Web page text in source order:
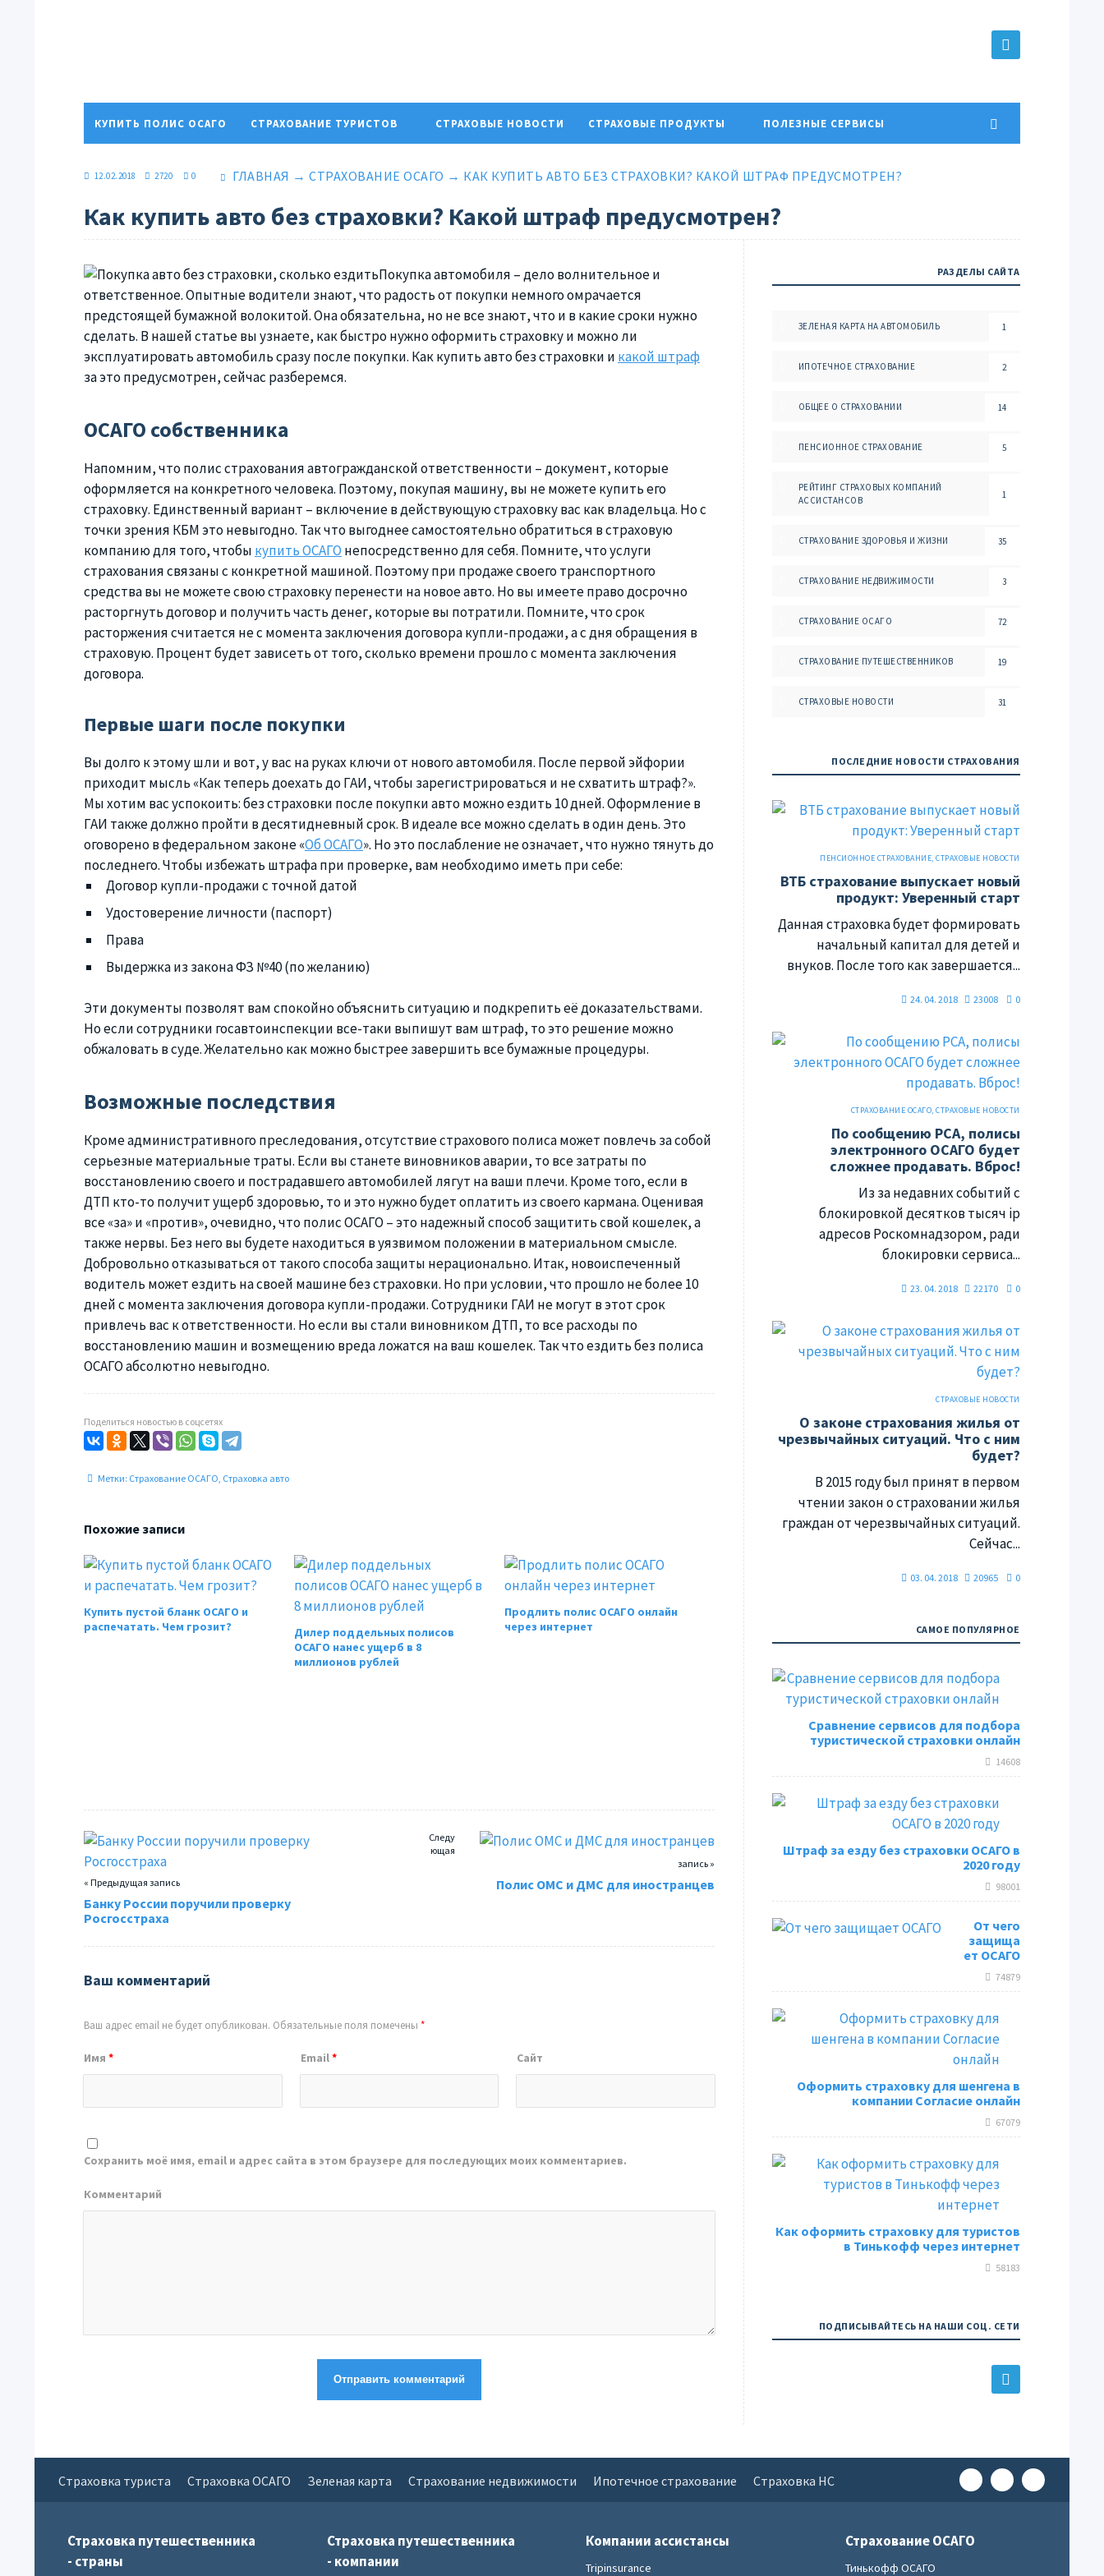
КУПИТЬ ПОЛИС ОСАГО СТРАХОВАНИЕ ТУРИСТОВ СТРАХОВЫЕ НОВОСТИ СТРАХОВЫЕ ПРОДУКТЫ ПОЛЕЗНЫЕ СЕРВИСЫ
12.02.2018 2720 0 ГЛАВНАЯ → СТРАХОВАНИЕ ОСАГО → КАК КУПИТЬ АВТО БЕЗ СТРАХОВКИ? КАКОЙ ШТРАФ ПРЕДУСМОТРЕН?
Как купить авто без страховки? Какой штраф предусмотрен?
Покупка автомобиля – дело волнительное и
ответственное. Опытные водители знают, что радость от покупки немного омрачается
предстоящей бумажной волокитой. Она обязательна, но не все знают, что и в какие сроки нужно
сделать. В нашей статье вы узнаете, как быстро нужно оформить страховку и можно ли
эксплуатировать автомобиль сразу после покупки. Как купить авто без страховки и какой штраф
за это предусмотрен, сейчас разберемся.
ОСАГО собственника
Напомним, что полис страхования автогражданской ответственности – документ, которые
оформляется на конкретного человека. Поэтому, покупая машину, вы не можете купить его
страховку. Единственный вариант – включение в действующую страховку вас как владельца. Но с
точки зрения КБМ это невыгодно. Так что выгоднее самостоятельно обратиться в страховую
компанию для того, чтобы купить ОСАГО непосредственно для себя. Помните, что услуги
страхования связаны с конкретной машиной. Поэтому при продаже своего транспортного
средства вы не можете свою страховку перенести на новое авто. Но вы имеете право досрочно
расторгнуть договор и получить часть денег, которые вы потратили. Помните, что срок
расторжения считается не с момента заключения договора купли-продажи, а с дня обращения в
страховую. Процент будет зависеть от того, сколько времени прошло с момента заключения
договора.
Первые шаги после покупки
Вы долго к этому шли и вот, у вас на руках ключи от нового автомобиля. После первой эйфории
приходит мысль «Как теперь доехать до ГАИ, чтобы зарегистрироваться и не схватить штраф?».
Мы хотим вас успокоить: без страховки после покупки авто можно ездить 10 дней. Оформление в
ГАИ также должно пройти в десятидневный срок. В идеале все можно сделать в один день. Это
оговорено в федеральном законе «Об ОСАГО». Но это послабление не означает, что нужно тянуть до
последнего. Чтобы избежать штрафа при проверке, вам необходимо иметь при себе:
Договор купли-продажи с точной датой
Удостоверение личности (паспорт)
Права
Выдержка из закона ФЗ №40 (по желанию)
Эти документы позволят вам спокойно объяснить ситуацию и подкрепить её доказательствами.
Но если сотрудники госавтоинспекции все-таки выпишут вам штраф, то это решение можно
обжаловать в суде. Желательно как можно быстрее завершить все бумажные процедуры.
Возможные последствия
Кроме административного преследования, отсутствие страхового полиса может повлечь за собой
серьезные материальные траты. Если вы станете виновников аварии, то все затраты по
восстановлению своего и пострадавшего автомобилей лягут на ваши плечи. Кроме того, если в
ДТП кто-то получит ущерб здоровью, то и это нужно будет оплатить из своего кармана. Оценивая
все «за» и «против», очевидно, что полис ОСАГО – это надежный способ защитить свой кошелек, а
также нервы. Без него вы будете находиться в уязвимом положении в материальном смысле.
Добровольно отказываться от такого способа защиты нерационально. Итак, новоиспеченный
водитель может ездить на своей машине без страховки. Но при условии, что прошло не более 10
дней с момента заключения договора купли-продажи. Сотрудники ГАИ не могут в этот срок
привлечь вас к ответственности. Но если вы стали виновником ДТП, то все расходы по
восстановлению машин и возмещению вреда ложатся на ваш кошелек. Так что ездить без полиса
ОСАГО абсолютно невыгодно.
Поделиться новостью в соцсетях
Метки: Страхование ОСАГО, Страховка авто
Похожие записи
Купить пустой бланк ОСАГО и
распечатать. Чем грозит?
Дилер поддельных полисов
ОСАГО нанес ущерб в 8
миллионов рублей
Продлить полис ОСАГО онлайн
через интернет
« Предыдущая запись
Банку России поручили проверку
Росгосстраха
Следу
ющая
запись »
Полис ОМС и ДМС для иностранцев
Ваш комментарий
Ваш адрес email не будет опубликован. Обязательные поля помечены *
Имя * Email* Сайт
Сохранить моё имя, email и адрес сайта в этом браузере для последующих моих комментариев.
Комментарий
РАЗДЕЛЫ САЙТА
ЗЕЛЕНАЯ КАРТА НА АВТОМОБИЛЬ 1
ИПОТЕЧНОЕ СТРАХОВАНИЕ 2
ОБЩЕЕ О СТРАХОВАНИИ 14
ПЕНСИОННОЕ СТРАХОВАНИЕ 5
РЕЙТИНГ СТРАХОВЫХ КОМПАНИЙ
АССИСТАНСОВ
1
СТРАХОВАНИЕ ЗДОРОВЬЯ И ЖИЗНИ 35
СТРАХОВАНИЕ НЕДВИЖИМОСТИ 3
СТРАХОВАНИЕ ОСАГО 72
СТРАХОВАНИЕ ПУТЕШЕСТВЕННИКОВ 19
СТРАХОВЫЕ НОВОСТИ 31
ПОСЛЕДНИЕ НОВОСТИ СТРАХОВАНИЯ
ПЕНСИОННОЕ СТРАХОВАНИЕ,СТРАХОВЫЕ НОВОСТИ
ВТБ страхование выпускает новый
продукт: Уверенный старт
Данная страховка будет формировать
начальный капитал для детей и
внуков. После того как завершается...
24. 04. 2018 23008 0
СТРАХОВАНИЕ ОСАГО,СТРАХОВЫЕ НОВОСТИ
По сообщению РСА, полисы
электронного ОСАГО будет
сложнее продавать. Вброс!
Из за недавних событий с
блокировкой десятков тысяч ip
адресов Роскомнадзором, ради
блокировки сервиса...
23. 04. 2018 22170 0
СТРАХОВЫЕ НОВОСТИ
О законе страхования жилья от
чрезвычайных ситуаций. Что с ним
будет?
В 2015 году был принят в первом
чтении закон о страховании жилья
граждан от черезвычайных ситуаций.
Сейчас...
03. 04. 2018 20965 0
САМОЕ ПОПУЛЯРНОЕ
Сравнение сервисов для подбора
туристической страховки онлайн
14608
Штраф за езду без страховки ОСАГО в
2020 году
98001
От чего
защища
ет ОСАГО
74879
Оформить страховку для шенгена в
компании Согласие онлайн
67079
Как оформить страховку для туристов
в Тинькофф через интернет
58183
ПОДПИСЫВАЙТЕСЬ НА НАШИ СОЦ. СЕТИ
Страховка туриста Страховка ОСАГО Зеленая карта Страхование недвижимости Ипотечное страхование Страховка НС
Страховка путешественника
- страны
Страховка путешественника
- компании
Компании ассистансы
Tripinsurance
Страхование ОСАГО
Тинькофф ОСАГО